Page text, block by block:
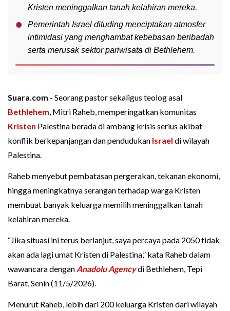
Kristen meninggalkan tanah kelahiran mereka.
Pemerintah Israel dituding menciptakan atmosfer
intimidasi yang menghambat kebebasan beribadah
serta merusak sektor pariwisata di Bethlehem.
Suara.com - Seorang pastor sekaligus teolog asal
Bethlehem, Mitri Raheb, memperingatkan komunitas
Kristen Palestina berada di ambang krisis serius akibat
konflik berkepanjangan dan pendudukan Israel di wilayah
Palestina.
Raheb menyebut pembatasan pergerakan, tekanan ekonomi,
hingga meningkatnya serangan terhadap warga Kristen
membuat banyak keluarga memilih meninggalkan tanah
kelahiran mereka.
“Jika situasi ini terus berlanjut, saya percaya pada 2050 tidak
akan ada lagi umat Kristen di Palestina,” kata Raheb dalam
wawancara dengan Anadolu Agencydi Bethlehem, Tepi
Barat, Senin (11/5/2026).
Menurut Raheb, lebih dari 200 keluarga Kristen dari wilayah